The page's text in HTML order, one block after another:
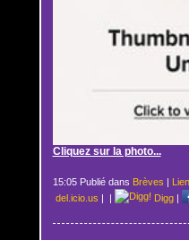
Cliquez sur la photo...
15:05 Publié dans Brèves |
del.icio.us | | Digg|